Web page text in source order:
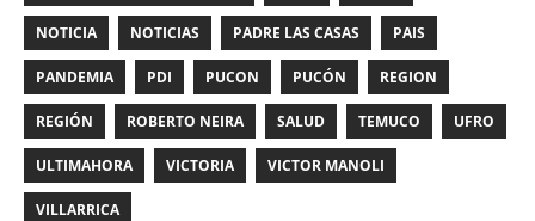
NOTICIA NOTICIAS PADRE LAS CASAS PAIS
PANDEMIA PDI PUCON PUCÓN REGION
REGIÓN ROBERTO NEIRA SALUD TEMUCO UFRO
ULTIMAHORA VICTORIA VICTOR MANOLI
VILLARRICA